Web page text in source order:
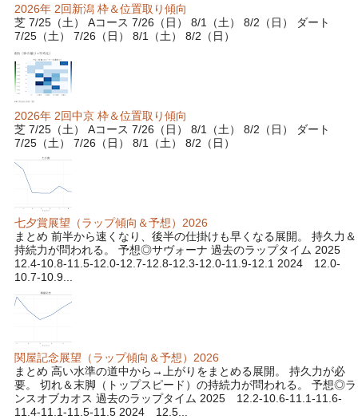
2026年 2回新潟 枠＆位置取り傾向
芝 7/25（土） Aコース 7/26（日） 8/1（土） 8/2（日） ダート
7/25（土） 7/26（日） 8/1（土） 8/2（日）
2026年 2回中京 枠＆位置取り傾向
芝 7/25（土） Aコース 7/26（日） 8/1（土） 8/2（日） ダート
7/25（土） 7/26（日） 8/1（土） 8/2（日）
七夕賞展望（ラップ傾向＆予想）2026
まとめ 前半から速くなり、後半の仕掛けも早くなる展開。 持久力＆
持続力が問われる。 予想◎サヴォーナ 過去のラップタイム 2025
12.4-10.8-11.5-12.0-12.7-12.8-12.3-12.0-11.9-12.1 2024 12.0-
10.7-10.9...
関屋記念展望（ラップ傾向＆予想）2026
まとめ 高い水準の道中から→上がりをまとめる展開。 持久力が必
要。 切れ＆末脚（トップスピード）の持続力が問われる。 予想◎ラ
ンスオブカオス 過去のラップタイム 2025 12.2-10.6-11.1-11.6-
11.4-11.1-11.5-11.5 2024 12.5...